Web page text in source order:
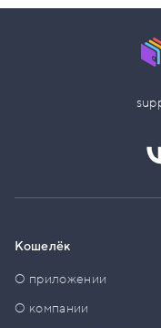
Кошелёк
О приложении
О компании